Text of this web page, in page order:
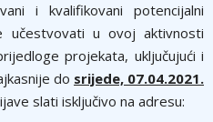
i kvalifikovani potencijalni
učestvovati u ovoj aktivnosti
projekata, uključujući i
do srijede, 07.04.2021.
slati isključivo na adresu: